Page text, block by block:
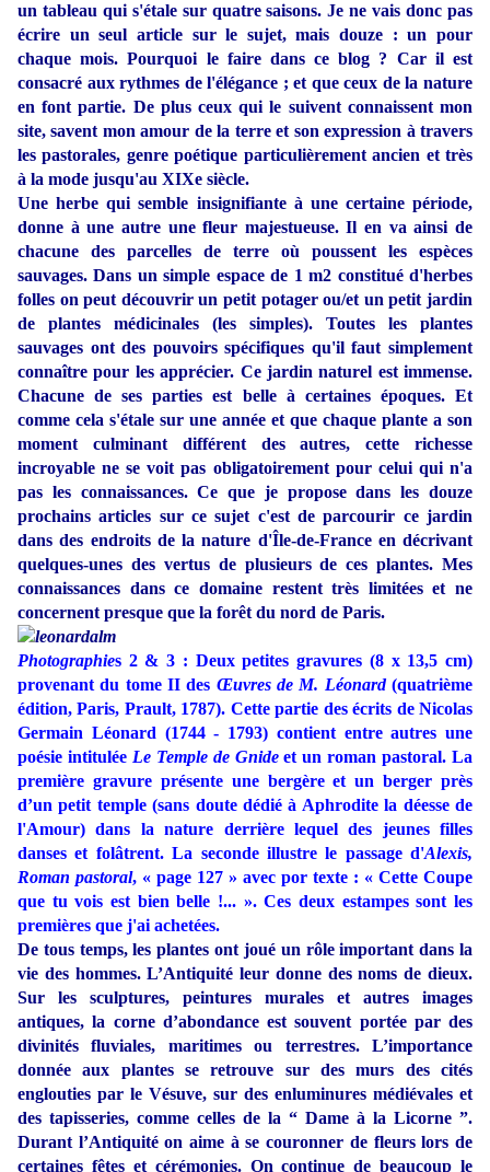
un tableau qui s'étale sur quatre saisons. Je ne vais donc pas
écrire un seul article sur le sujet, mais douze : un pour
chaque mois. Pourquoi le faire dans ce blog ? Car il est
consacré aux rythmes de l'élégance ; et que ceux de la nature
en font partie. De plus ceux qui le suivent connaissent mon
site, savent mon amour de la terre et son expression à travers
les pastorales, genre poétique particulièrement ancien et très
à la mode jusqu'au XIXe siècle.
Une herbe qui semble insignifiante à une certaine période,
donne à une autre une fleur majestueuse. Il en va ainsi de
chacune des
parcelles de terre où poussent les espèces
sauvages. Dans un simple espace de 1 m2 constitué d'herbes
folles on peut découvrir un petit potager ou/et un petit jardin
de plantes médicinales (les simples). Toutes les plantes
sauvages ont des pouvoirs spécifiques qu'il faut simplement
connaître pour les apprécier. Ce jardin naturel est immense.
Chacune de ses parties est belle à certaines époques. Et
comme cela s'étale sur une année et que chaque plante a son
moment culminant différent des autres, cette richesse
incroyable ne se voit pas obligatoirement pour celui qui n'a
pas les connaissances. Ce que je propose dans les douze
prochains articles sur ce sujet c'est de parcourir ce jardin
dans des endroits de la nature d'Île-de-France en décrivant
quelques-unes des vertus de plusieurs de ces plantes. Mes
connaissances dans ce domaine restent très limitées et ne
concernent presque que la forêt du nord de Paris.
Photographies 2 & 3 : Deux petites gravures (8 x 13,5 cm)
provenant du tome II des Œuvres de M. Léonard(quatrième
édition, Paris, Prault, 1787). Cette partie des écrits de Nicolas
Germain Léonard (1744 - 1793) contient entre autres une
poésie intitulée Le Temple de Gnideet un roman pastoral. La
première gravure présente une bergère et un berger près
d’un petit temple (sans doute dédié à Aphrodite la déesse de
l'Amour) dans la nature derrière lequel des jeunes filles
danses et folâtrent. La seconde illustre le passage d'Alexis,
Roman pastoral, « page 127 » avec por texte : « Cette Coupe
que tu vois est bien belle !... ». Ces deux estampes sont les
premières que j'ai achetées.
De tous temps, les plantes ont joué un rôle important dans la
vie des hommes. L’Antiquité leur donne des noms de dieux.
Sur les sculptures, peintures murales et autres images
antiques, la corne d’abondance est souvent portée par des
divinités fluviales, maritimes ou terrestres. L’importance
donnée aux plantes se retrouve sur des murs des cités
englouties par le Vésuve, sur des enluminures médiévales et
des tapisseries, comme celles de la “ Dame à la Licorne ”.
Durant l’Antiquité on aime à se couronner de fleurs lors de
certaines fêtes et cérémonies. On continue de beaucoup le